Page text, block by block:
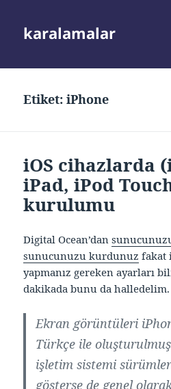
karalamalar
Etiket:iPhone
iOS cihazlarda
iPad, iPod
kurulumu
Digital Ocean’dan
sunucunuzu kurdunuz fakat
yapmanız gereken ayarları
dakikada bunu da halledelim.
Ekran görüntüleri
Türkçe ile
işletim sistemi
gösterse de genel